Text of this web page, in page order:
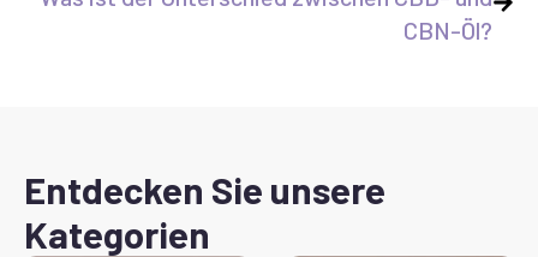
CBN-Öl?
Entdecken Sie unsere
Kategorien